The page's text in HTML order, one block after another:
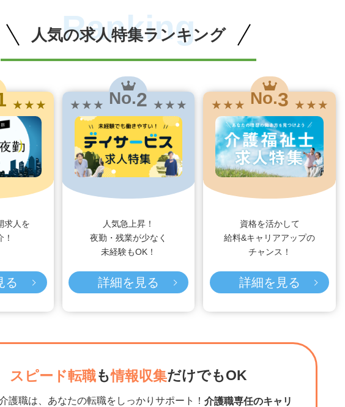
人気の求人特集ランキング
Ranking
★ ★ ★
求人を
る
★ ★ ★ No.2 ★ ★ ★
人気急上昇！
夜勤・残業が少なく
未経験もOK！
詳細を見る
★ ★ ★ No.3 ★ ★ ★
資格を活かして
給料&キャリアアップの
チャンス！
詳細を見る
スピード転職も情報収集だけでもOK
護職は、あなたの転職をしっかりサポート！ 介護職専任のキャリ